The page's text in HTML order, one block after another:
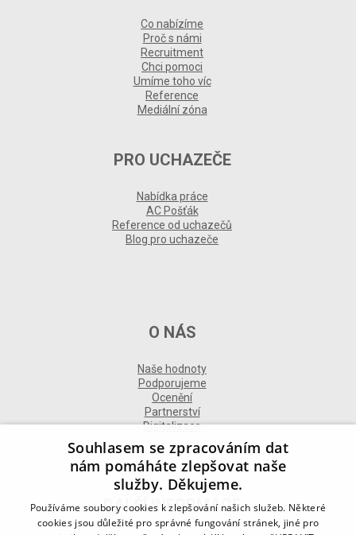
Co nabízíme
Proč s námi
Recruitment
Chci pomoci
Umíme toho víc
Reference
Mediální zóna
PRO UCHAZEČE
Nabídka práce
AC Pošťák
Reference od uchazečů
Blog pro uchazeče
O NÁS
Naše hodnoty
Podporujeme
Ocenění
Partnerství
Digitalizace
DALŠÍ INFORMACE
Souhlasem se zpracováním dat
nám pomáháte zlepšovat naše
služby. Děkujeme.
Používáme soubory cookies k zlepšování našich služeb. Některé
cookies jsou důležité pro správné fungování stránek, jiné pro